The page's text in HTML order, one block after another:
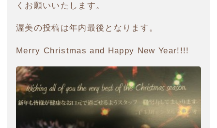
くお願いいたします。
渥美の投稿は年内最後となります。
Merry Christmas and Happy New Year!!!!